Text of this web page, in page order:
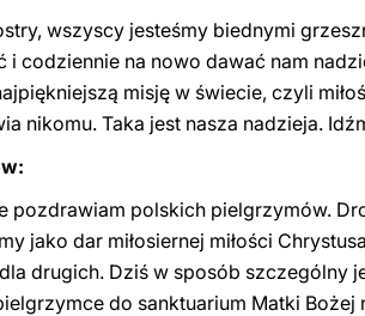
wszyscy jesteśmy biednymi
i codziennie na nowo dawać nam
misję w świecie, czyli
nikomu. Taka jest nasza nadzieja.
pozdrawiam polskich pielgrzymów.
jako dar miłosiernej miłości
dla drugich. Dziś w sposób
do sanktuarium Matki